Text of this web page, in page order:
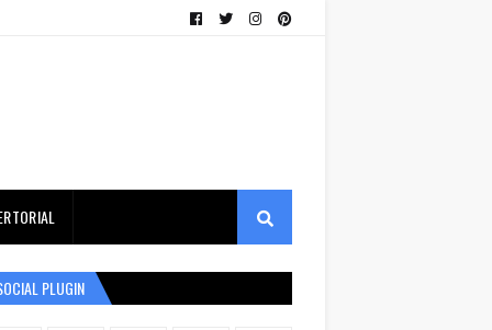
PLUGIN